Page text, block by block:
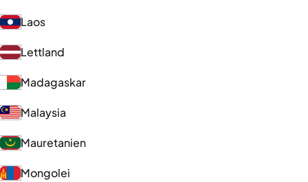
Laos
Lettland
Madagaskar
Malaysia
Mauretanien
Mongolei